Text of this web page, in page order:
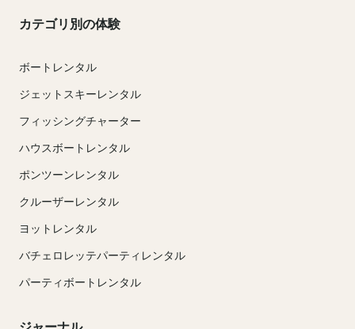
カテゴリ別の体験
ボートレンタル
ジェットスキーレンタル
フィッシングチャーター
ハウスボートレンタル
ポンツーンレンタル
クルーザーレンタル
ヨットレンタル
バチェロレッテパーティレンタル
パーティボートレンタル